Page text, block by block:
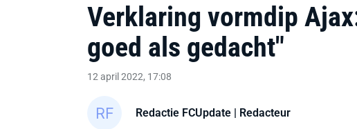
Verklaring vormdip
goed als gedacht"
12 april 2022, 17:08
Redactie FCUpdate | Redacteur